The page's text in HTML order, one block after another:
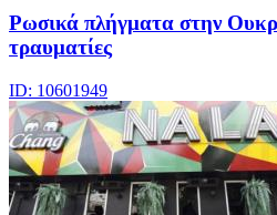
Ρωσικά πλήγματα στην
τραυματίες
ID: 10601949